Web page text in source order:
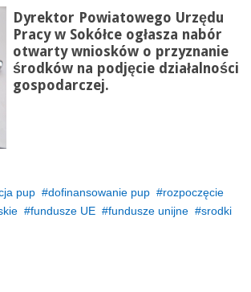
Dyrektor Powiatowego Urzędu
Pracy w Sokółce ogłasza nabór
otwarty wniosków o przyznanie
środków na podjęcie działalności
gospodarczej.
pup dofinansowanie pup
rozpoczęcie
fundusze UE fundusze unijne
srodki